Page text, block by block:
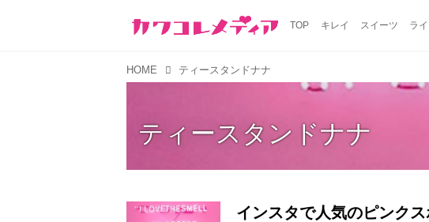
TOP キレイ スイーツ ラ
HOME ティースタンドナナ
ティースタンドナナ
インスタで人気のピンク